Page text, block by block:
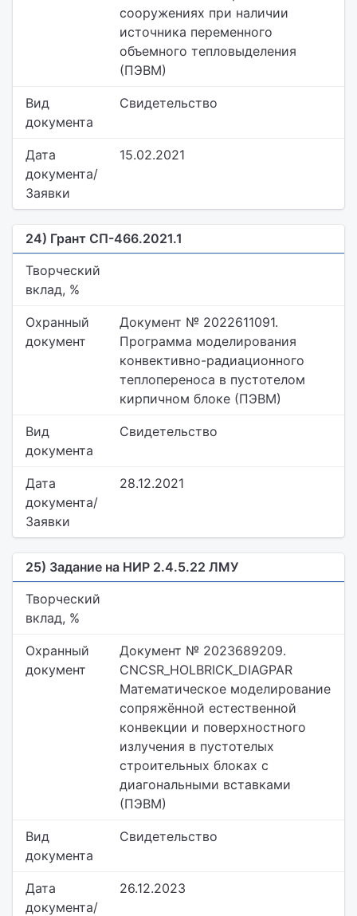
сооружениях при наличии
источника переменного
объемного тепловыделения
(ПЭВМ)
Вид
документа
Свидетельство
Дата
документа/
Заявки
15.02.2021
24) Грант СП-466.2021.1
Творческий
вклад, %
Охранный
документ
Документ № 2022611091.
Программа моделирования
конвективно-радиационного
теплопереноса в пустотелом
кирпичном блоке (ПЭВМ)
Вид
документа
Свидетельство
Дата
документа/
Заявки
28.12.2021
25) Задание на НИР 2.4.5.22 ЛМУ
Творческий
вклад, %
Охранный
документ
Документ № 2023689209.
CNCSR_HOLBRICK_DIAGPAR
Математическое моделирование
сопряжённой естественной
конвекции и поверхностного
излучения в пустотелых
строительных блоках с
диагональными вставками
(ПЭВМ)
Вид
документа
Свидетельство
Дата
документа/
26.12.2023